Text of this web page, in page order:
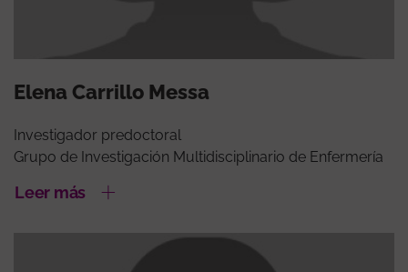
Elena Carrillo Messa
Investigador predoctoral
Grupo de Investigación Multidisciplinario de Enfermería
Leer más